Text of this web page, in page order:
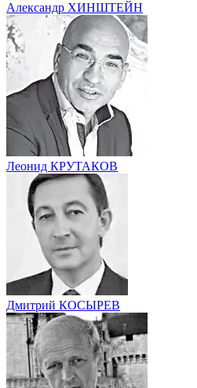
Александр ХИНШТЕЙН
Леонид КРУТАКОВ
Дмитрий КОСЫРЕВ